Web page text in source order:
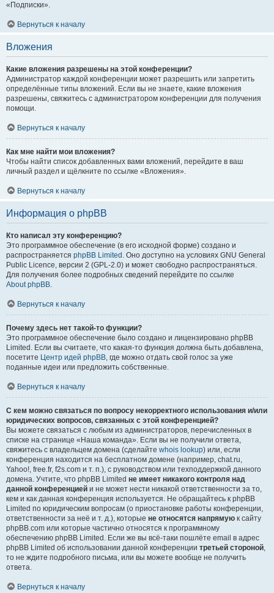
«Подписки».
Вернуться к началу
Вложения
Какие вложения разрешены на этой конференции?
Администратор каждой конференции может разрешить или запретить
определённые типы вложений. Если вы не знаете, какие вложения
разрешены, свяжитесь с администратором конференции для получения
помощи.
Вернуться к началу
Как мне найти мои вложения?
Чтобы найти список добавленных вами вложений, перейдите в ваш
личный раздел и щёлкните по ссылке «Вложения».
Вернуться к началу
Информация о phpBB
Кто написал эту конференцию?
Это программное обеспечение (в его исходной форме) создано и
распространяется phpBB Limited . Оно доступно на условиях GNU General
Public Licence, версии 2 (GPL-2.0) и может свободно распространяться.
Для получения более подробных сведений перейдите по ссылке
About phpBB.
Вернуться к началу
Почему здесь нет такой-то функции?
Это программное обеспечение было создано и лицензировано phpBB
Limited. Если вы считаете, что какая-то функция должна быть добавлена,
посетите Центр идей phpBB, где можно отдать свой голос за уже
поданные идеи или предложить собственные.
Вернуться к началу
С кем можно связаться по вопросу некорректного использования и/или
юридических вопросов, связанных с этой конференцией?
Вы можете связаться с любым из администраторов, перечисленных в
списке на странице «Наша команда». Если вы не получили ответа,
свяжитесь с владельцем домена (сделайте whois lookup) или, если
конференция находится на бесплатном домене (например, chat.ru,
Yahoo!, free.fr, f2s.com и т. п.), с руководством или техподдержкой данного
домена. Учтите, что phpBB Limited не имеет никакого контроля над
данной конференцией и не может нести никакой ответственности за то,
кем и как данная конференция используется. Не обращайтесь к phpBB
Limited по юридическим вопросам (о приостановке работы конференции,
ответственности за неё и т. д.), которые не относятся напрямую к сайту
phpBB.com или которые частично относятся к программному
обеспечению phpBB Limited. Если же вы всё-таки пошлёте email в адрес
phpBB Limited об использовании данной конференции третьей стороной,
то не ждите подробного письма, или вы можете вообще не получить
ответа.
Вернуться к началу